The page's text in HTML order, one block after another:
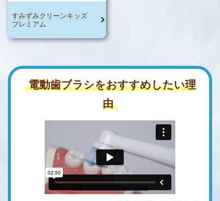
すみずみクリーンキッズ
プレミアム
電動歯ブラシをおすすめしたい理
由